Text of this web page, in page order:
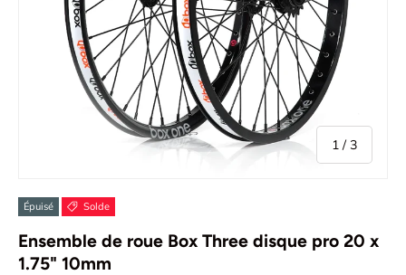
1 /de
3
Épuisé Solde
Ensemble de roue Box Three disque pro 20 x
1.75" 10mm